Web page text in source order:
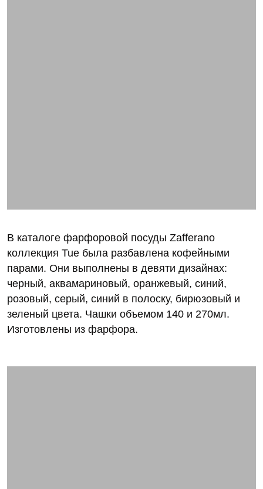
В каталоге фарфоровой посуды Zafferano
коллекция Tue была разбавлена кофейными
парами. Они выполнены в девяти дизайнах:
черный, аквамариновый, оранжевый, синий,
розовый, серый, синий в полоску, бирюзовый и
зеленый цвета. Чашки объемом 140 и 270мл.
Изготовлены из фарфора.